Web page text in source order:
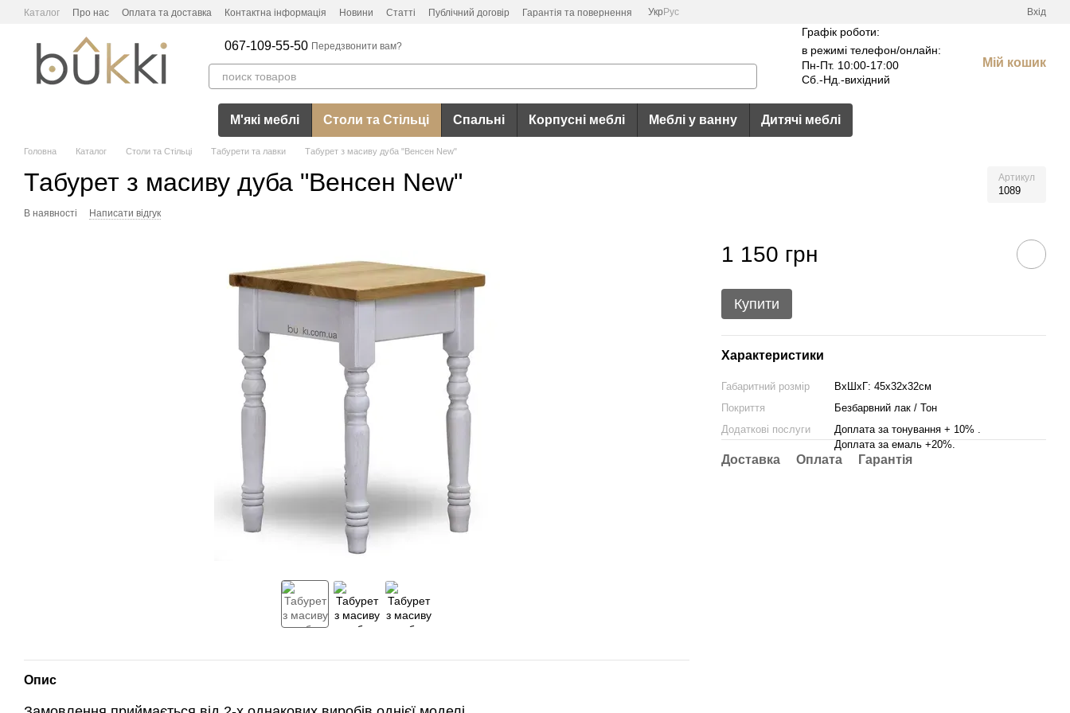
Перейти до основного контенту
Каталог Про нас Оплата та доставка Контактна інформація Новини Статті Публічний договір Гарантія та повернення Укр Рус Вхід
067-109-55-50 Передзвонити вам?
Графік роботи:
в режимі телефон/онлайн:
Пн-Пт. 10:00-17:00
Сб.-Нд.-вихідний
Мій кошик
М'які меблі Столи та Стільці Спальні Корпусні меблі Меблі у ванну Дитячі меблі
Головна Каталог Столи та Стільці Табурети та лавки Табурет з масиву дуба "Венсен New"
Табурет з масиву дуба "Венсен New" Артикул
1089
В наявності Написати відгук
Опис
1 150 грн
Купити
Характеристики
Габаритний розмір
ВхШхГ: 45х32х32см
Покриття
Безбарвний лак / Тон
Додаткові послуги
Доплата за тонування + 10% .
Доплата за емаль +20%.
Доставка Оплата Гарантія